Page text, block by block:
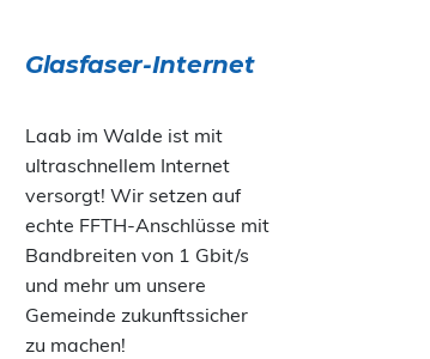
Glasfaser-Internet
Laab im Walde ist mit
ultraschnellem Internet
versorgt! Wir setzen auf
echte FFTH-Anschlüsse mit
Bandbreiten von 1 Gbit/s
und mehr um unsere
Gemeinde zukunftssicher
zu machen!